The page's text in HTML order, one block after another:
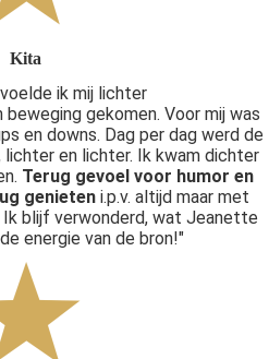
Kita
ik mij lichter
gekomen. Voor mij was
en downs. Dag per dag werd de
lichter en lichter. Ik kwam dichter
Terug gevoel voor humor en
genieten i.p.v. altijd maar met
blijf verwonderd, wat Jeanette
energie van de bron!"